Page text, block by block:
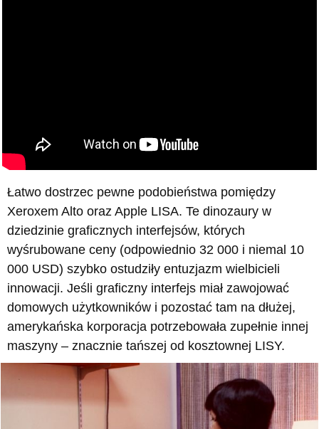
Łatwo dostrzec pewne podobieństwa pomiędzy
Xeroxem Alto oraz Apple LISA. Te dinozaury w
dziedzinie graficznych interfejsów, których
wyśrubowane ceny (odpowiednio 32 000 i niemal 10
000 USD) szybko ostudziły entuzjazm wielbicieli
innowacji. Jeśli graficzny interfejs miał zawojować
domowych użytkowników i pozostać tam na dłużej,
amerykańska korporacja potrzebowała zupełnie innej
maszyny – znacznie tańszej od kosztownej LISY.